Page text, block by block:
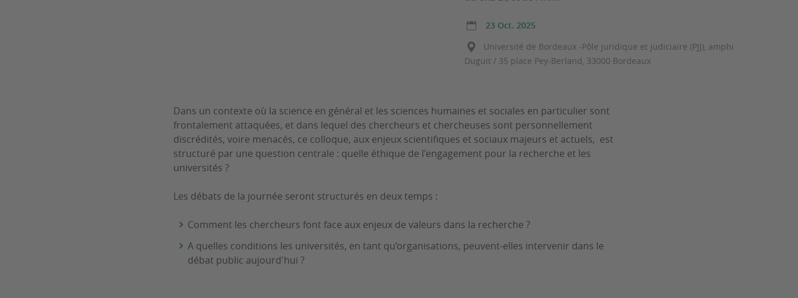
23 Oct. 2025
Université de Bordeaux -Pôle juridique et judiciaire (PJJ), amphi
Duguit / 35 place Pey-Berland, 33000 Bordeaux
Dans un contexte où la science en général et les sciences humaines et sociales en particulier sont
frontalement attaquées, et dans lequel des chercheurs et chercheuses sont personnellement
discrédités, voire menacés, ce colloque, aux enjeux scientifiques et sociaux majeurs et actuels, est
structuré par une question centrale : quelle éthique de l'engagement pour la recherche et les
universités ?
Les débats de la journée seront structurés en deux temps :
Comment les chercheurs font face aux enjeux de valeurs dans la recherche ?
A quelles conditions les universités, en tant qu’organisations, peuvent-elles intervenir dans le
débat public aujourd'hui ?